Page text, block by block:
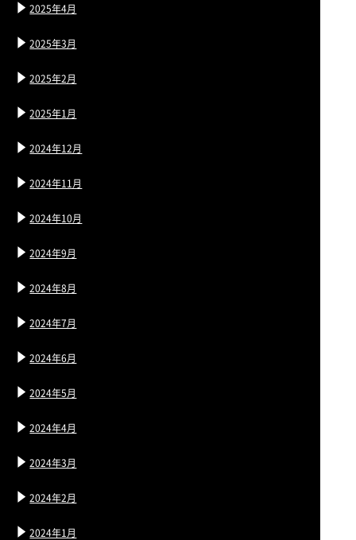
2025年4月
2025年3月
2025年2月
2025年1月
2024年12月
2024年11月
2024年10月
2024年9月
2024年8月
2024年7月
2024年6月
2024年5月
2024年4月
2024年3月
2024年2月
2024年1月